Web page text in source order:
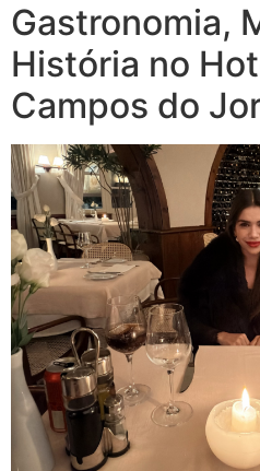
Gastronomia,
História no
Campos do